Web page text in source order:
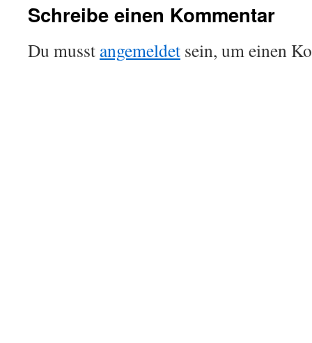
Schreibe einen Kommentar
Du musst angemeldet sein, um einen